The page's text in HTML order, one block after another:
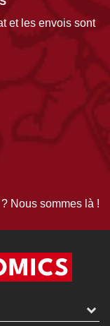
et les envois sont
Nous sommes là !